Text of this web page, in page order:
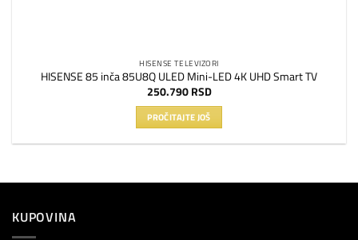
HISENSE TELEVIZORI
HISENSE 85 inča 85U8Q ULED Mini-LED 4K UHD Smart TV
250.790 RSD
PROČITAJTE JOŠ
KUPOVINA